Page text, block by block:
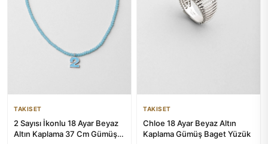
TAKISET
2 Sayısı İkonlu 18 Ayar Beyaz
Altın Kaplama 37 Cm Gümüş
TAKISET
Chloe 18 Ayar Beyaz Altın
Kaplama Gümüş Baget Yüzük